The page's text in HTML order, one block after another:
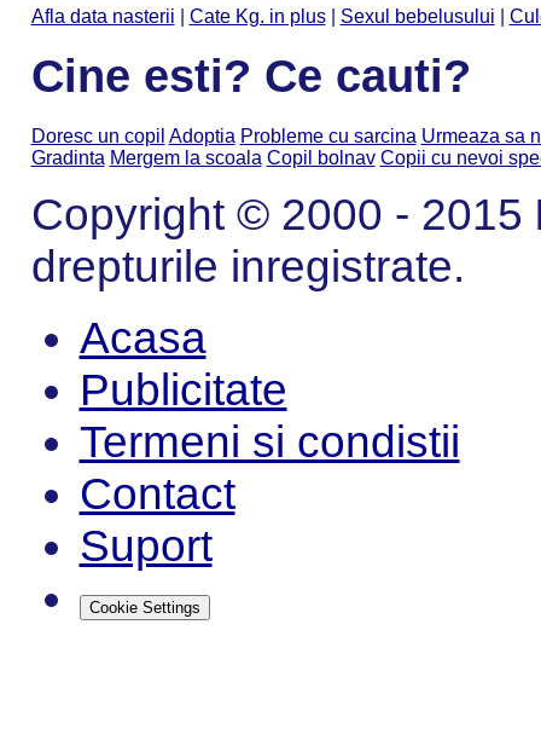
Afla data nasterii Cate Kg. in plus| Sexul bebelusului
Cine esti? Ce cauti?
Doresc un copil Adoptia Probleme cu sarcina Urmeaza sa
Gradinta Mergem la scoala Copil bolnav Copii cu nevoi
Copyright © 2000 - 2015
drepturile inregistrate.
Acasa
Publicitate
Termeni si condistii
Contact
Suport
Cookie Settings